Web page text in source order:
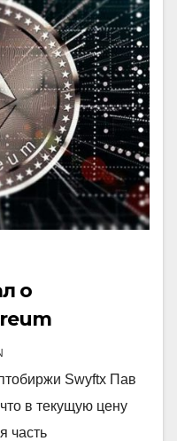
о
Swyftx Пав
в текущую цену
часть